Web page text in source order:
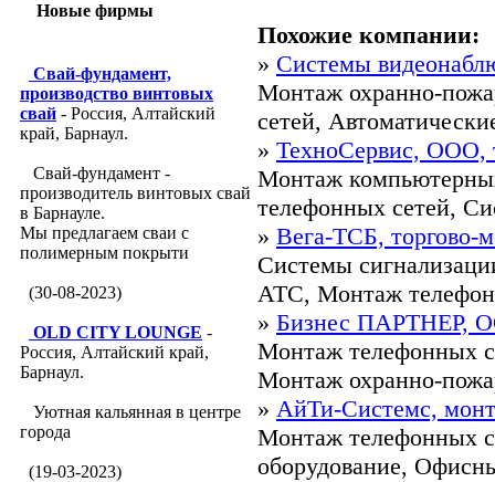
Новые фирмы
Свай-фундамент,
производство винтовых
свай - Россия, Алтайский
край, Барнаул.
Свай-фундамент -
производитель винтовых свай
в Барнауле.
Мы предлагаем сваи с
полимерным покрыти
(30-08-2023)
OLD CITY LOUNGE -
Россия, Алтайский край,
Барнаул.
Уютная кальянная в центре
города
(19-03-2023)
Похожие компании:
» Системы
Монтаж охранно-
сетей,
» ТехноСервис, ООО,
Монтаж
телефонных сетей,
» Вега-ТСБ, торгово-
Системы
АТС, Монтаж
» Бизнес ПАРТНЕР,
Монтаж телефонных
Монтаж охранно-
» АйТи-Системс,
Монтаж телефонных
оборудование,